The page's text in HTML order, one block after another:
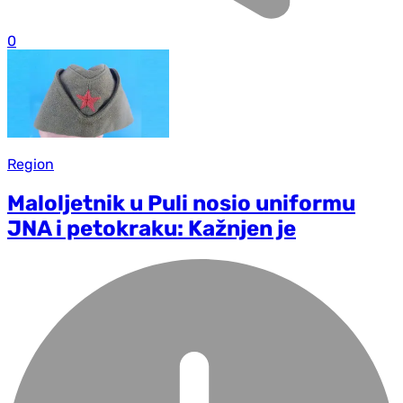
0
Region
Maloljetnik u Puli nosio uniformu
JNA i petokraku: Kažnjen je